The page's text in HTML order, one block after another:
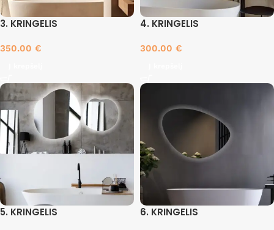
3. KRINGELIS
350.00 €
4. KRINGELIS
300.00 €
5. KRINGELIS 6. KRINGELIS